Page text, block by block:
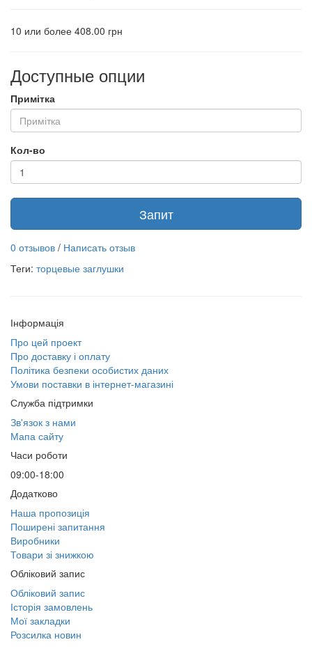
10 или более 408.00 грн
Доступные опции
Примітка
Кол-во
Запит
0 отзывов / Написать отзыв
Теги: торцевые заглушки
Інформація
Про цей проект
Про доставку і оплату
Політика безпеки особистих даних
Умови поставки в інтернет-магазині
Служба підтримки
Зв'язок з нами
Мапа сайту
Часи роботи
09:00-18:00
Додатково
Наша пропозиція
Поширені запитання
Виробники
Товари зі знижкою
Обліковий запис
Обліковий запис
Історія замовлень
Мої закладки
Розсилка новин